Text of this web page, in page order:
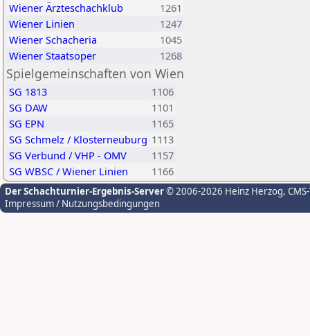
Wiener Ärzteschachklub
1261
Wiener Linien
1247
Wiener Schacheria
1045
Wiener Staatsoper
1268
Spielgemeinschaften von Wien
SG 1813
1106
SG DAW
1101
SG EPN
1165
SG Schmelz / Klosterneuburg 1113
SG Verbund / VHP - OMV
1157
SG WBSC / Wiener Linien
1166
Der Schachturnier-Ergebnis-Server© 2006-2026 Heinz Herzog,
Impressum / Nutzungsbedingungen